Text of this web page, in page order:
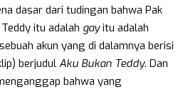
dasar dari tudingan bahwa Pak
itu adalah gayitu adalah
akun yang di dalamnya berisi
berjudul Aku Bukan Teddy. Dan
bahwa yang